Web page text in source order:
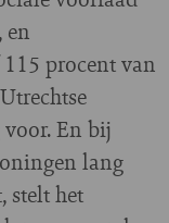
en
procent van
En bij
lang
stelt het